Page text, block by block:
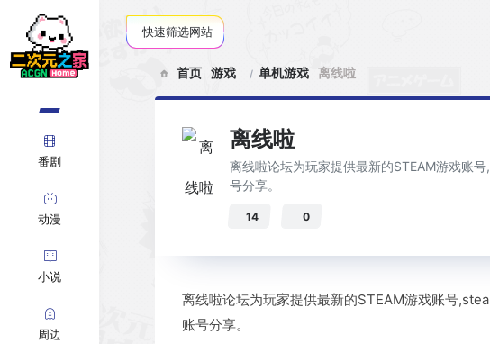
番剧
动漫
小说
周边
快速筛选网站
首页 游戏 单机游戏 离线啦
离线啦
离线啦论坛为玩家提供最新的STEAM游戏账
号分享。
14 0
离线啦论坛为玩家提供最新的STEAM游戏账号
账号分享。